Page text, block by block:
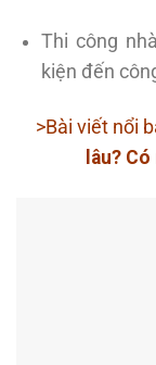
Thi công
kiện đến
>Bài viết nổi
lâu?